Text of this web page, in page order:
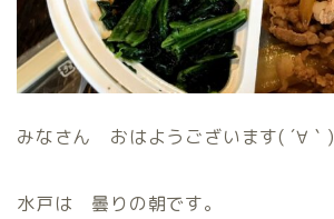
みなさん おはようございます( ´∀｀)
水戸は 曇りの朝です。